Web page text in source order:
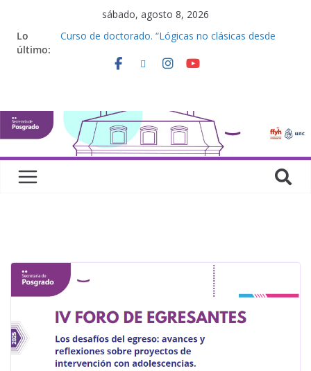
sábado, agosto 8, 2026
Lo
último:
Curso de doctorado. “Lógicas no clásicas desde
Seminario de posgrado. “Debates Actuales en
Curso de doctorado “Mirar, juzgar, sentir”
Defensas de Tesis y Trabajos Finales | Agosto
2026